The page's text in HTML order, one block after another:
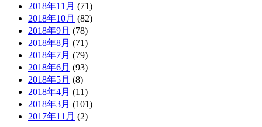
2018年11月 (71)
2018年10月 (82)
2018年9月 (78)
2018年8月 (71)
2018年7月 (79)
2018年6月 (93)
2018年5月 (8)
2018年4月 (11)
2018年3月 (101)
2017年11月 (2)